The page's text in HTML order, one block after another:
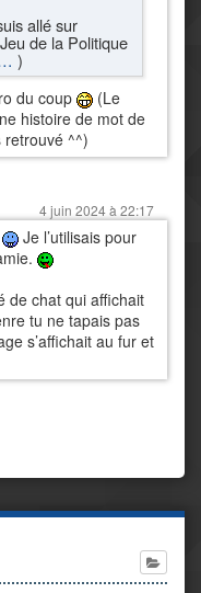
allé sur
de la Politique
)
du coup
(Le
histoire de mot de
retrouvé ^^)
4 juin 2024 à 22:17
Je l’utilisais pour
de chat qui affichait
tu ne tapais pas
s’affichait au fur et